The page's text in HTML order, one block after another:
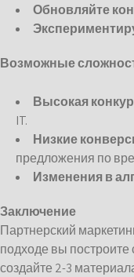
Обновляйте
Возможные
Высокая
IT.
Низкие
предложения по
Изменения в
Заключение
Партнерский
подходе вы
создайте 2-3